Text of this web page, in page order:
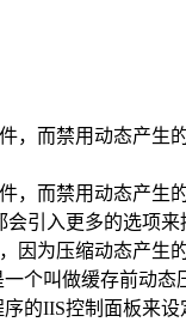
，而禁用动态产
，而禁用动态产生
引入更多的选项
因为压缩动态产
个叫做缓存前动态
的IIS控制面板来设